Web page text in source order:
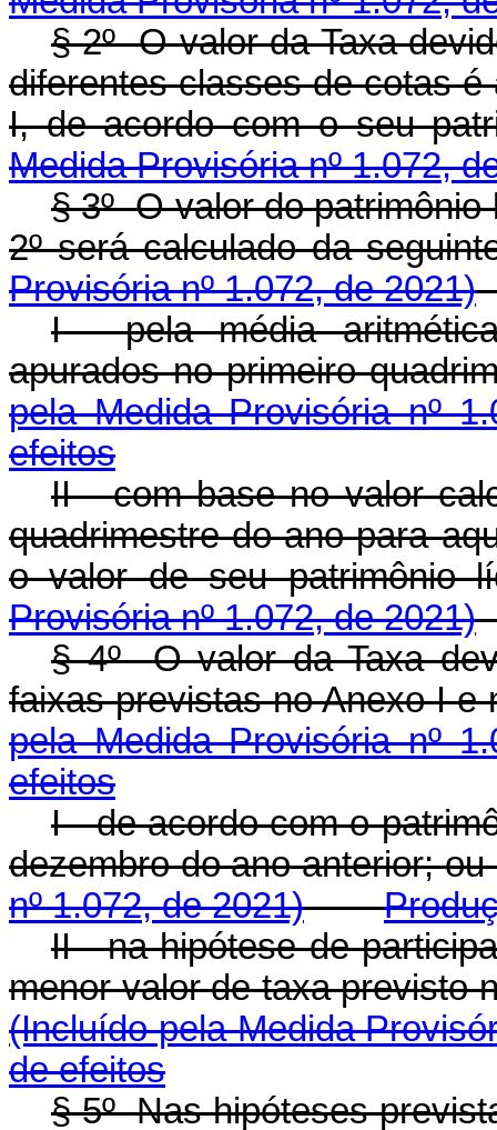
§ 2º O valor da Taxa
diferentes classes de cotas
I, de acordo com o seu
Medida Provisória nº 1.072,
§ 3º O valor do patrimônio
2º será calculado da
Provisória nº 1.072, de 2021)
I - pela média
apurados no primeiro
pela Medida Provisória nº
efeitos
II - com base no valor
quadrimestre do ano para
o valor de seu
Provisória nº 1.072, de 2021)
§ 4º O valor da Taxa
faixas previstas no Anexo
pela Medida Provisória nº
efeitos
I - de acordo com o
dezembro do ano
nº 1.072, de 2021)
II - na hipótese de
menor valor de taxa
(Incluído pela Medida
de efeitos
§ 5º Nas hipóteses